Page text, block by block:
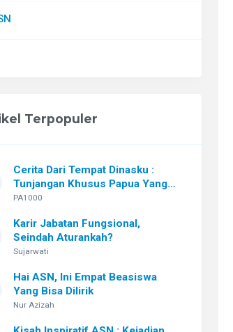
Terpopuler
Cerita Dari Tempat Dinasku :
Tunjangan Khusus Papua Yang
Tak Pernah Berubah Setelah
PA1000
Karir Jabatan Fungsional,
Seindah Aturankah?
Sujarwati
Hai ASN, Ini Empat Beasiswa
Yang Bisa Dilirik
Nur Azizah